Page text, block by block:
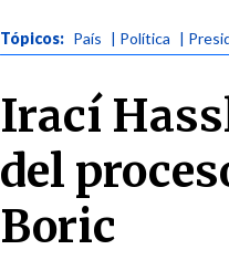
Tópicos: País | Política |
Irací
del
Boric